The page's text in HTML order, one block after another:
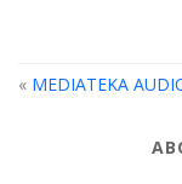
« MEDIATEKA